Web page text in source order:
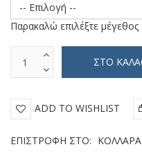
-- Επιλογή --
Παρακαλώ επιλέξτε μέγεθος
ADD TO WISHLIST
ΕΠΙΣΤΡΟΦΉ ΣΤΟ: ΚΟΛΛΆΡΑ